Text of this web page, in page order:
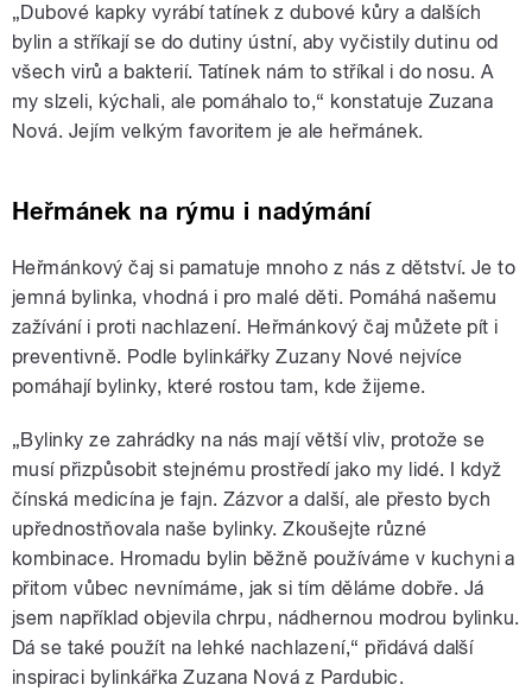
„Dubové kapky vyrábí tatínek z dubové kůry a dalších
bylin a stříkají se do dutiny ústní, aby vyčistily dutinu od
všech virů a bakterií. Tatínek nám to stříkal i do nosu. A
my slzeli, kýchali, ale pomáhalo to,“ konstatuje Zuzana
Nová. Jejím velkým favoritem je ale heřmánek.
Heřmánek na rýmu i nadýmání
Heřmánkový čaj si pamatuje mnoho z nás z dětství. Je to
jemná bylinka, vhodná i pro malé děti. Pomáhá našemu
zažívání i proti nachlazení. Heřmánkový čaj můžete pít i
preventivně. Podle bylinkářky Zuzany Nové nejvíce
pomáhají bylinky, které rostou tam, kde žijeme.
„Bylinky ze zahrádky na nás mají větší vliv, protože se
musí přizpůsobit stejnému prostředí jako my lidé. I když
čínská medicína je fajn. Zázvor a další, ale přesto bych
upřednostňovala naše bylinky. Zkoušejte různé
kombinace. Hromadu bylin běžně používáme v kuchyni a
přitom vůbec nevnímáme, jak si tím děláme dobře. Já
jsem například objevila chrpu, nádhernou modrou bylinku.
Dá se také použít na lehké nachlazení,“ přidává další
inspiraci bylinkářka Zuzana Nová z Pardubic.